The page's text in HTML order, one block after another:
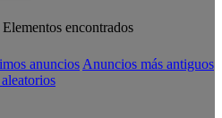
Elementos encontrados
anuncios Anuncios más antiguos